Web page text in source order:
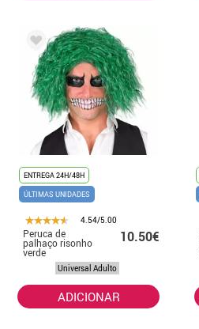
ENTREGA 24H/48H
ÚLTIMAS UNIDADES
4.54/5.00
Peruca de
palhaço risonho
verde
10.50€
Universal Adulto
ADICIONAR